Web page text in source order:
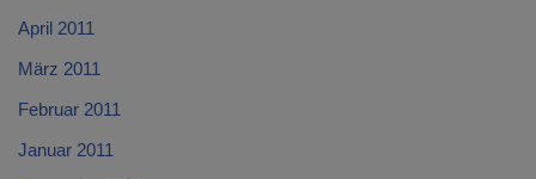
April 2011
März 2011
Februar 2011
Januar 2011